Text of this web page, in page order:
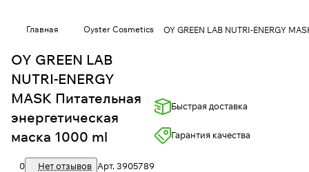
Главная Oyster Cosmetics OY GREEN LAB NUTRI-ENERGY
OY GREEN LAB
NUTRI-ENERGY
MASK Питательная
энергетическая
маска 1000 ml
0 Нет отзывов Арт.3905789
Быстрая доставка
Гарантия качества